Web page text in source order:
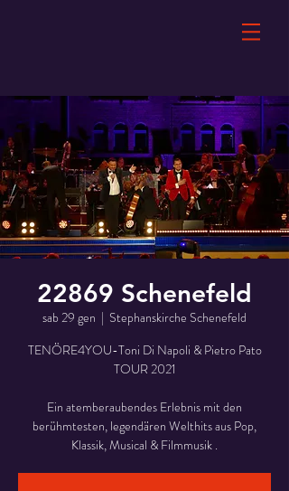
22869 Schenefeld
sab 29 gen
  |
Stephanskirche Schenefeld
TENÖRE4YOU-Toni Di Napoli & Pietro Pato
TOUR 2021
Ein atemberaubendes Erlebnis mit den
berühmtesten, legendären Welthits aus Pop,
Klassik, Musical & Filmmusik .